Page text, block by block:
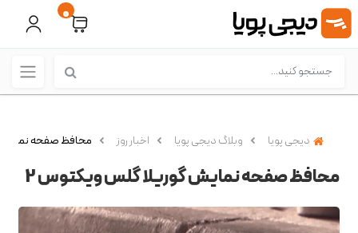
0
دیجی پویا وبلاگ دیجی پویا اخبار روز محافظ صفحه نمایش
محافظ صفحه نمایش گوریلا گلس ویکتوس 2